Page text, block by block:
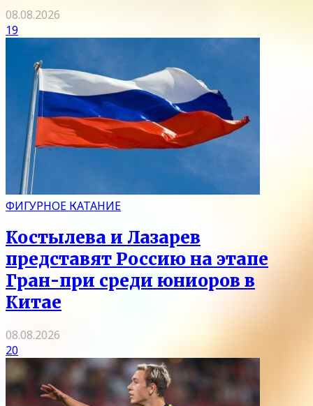
08.08.2026
19
ФИГУРНОЕ КАТАНИЕ
Костылева и Лазарев
представят Россию на этапе
Гран-при среди юниоров в
Китае
08.08.2026
20